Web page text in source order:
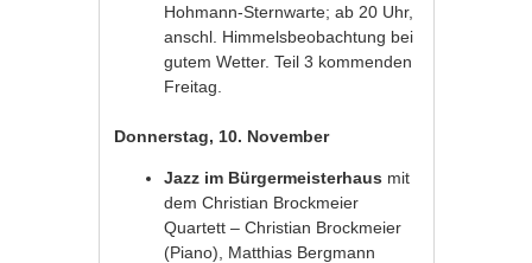
Hohmann-Sternwarte; ab 20 Uhr,
anschl. Himmelsbeobachtung bei
gutem Wetter. Teil 3 kommenden
Freitag.
Donnerstag, 10. November
Jazz im Bürgermeisterhaus mit
dem Christian Brockmeier
Quartett – Christian Brockmeier
(Piano), Matthias Bergmann